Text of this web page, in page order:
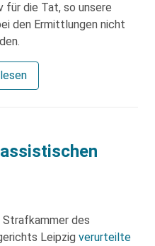
für die Tat, so unsere
den Ermittlungen nicht
Strafkammer des
Leipzig verurteilte